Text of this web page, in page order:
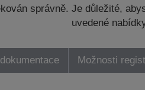
správně. Je důležité,
uvedené
Možnosti